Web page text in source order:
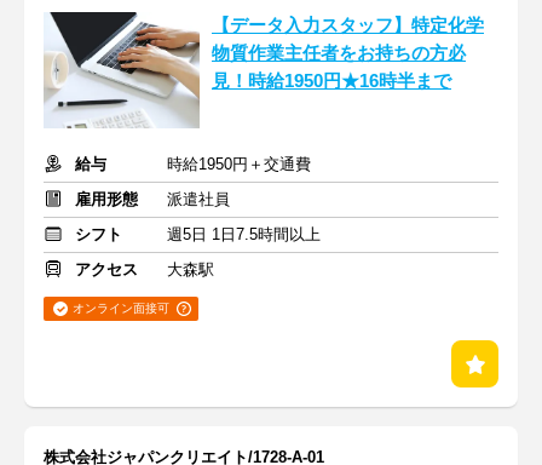
【データ入力スタッフ】特定化学
物質作業主任者をお持ちの方必
見！時給1950円★16時半まで
給与
時給1950円＋交通費
雇用形態
派遣社員
シフト
週5日 1日7.5時間以上
アクセス
大森駅
オンライン面接可
株式会社ジャパンクリエイト/1728-A-01